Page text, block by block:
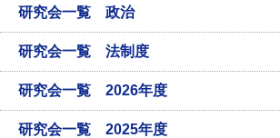
研究会一覧 政治
研究会一覧 法制度
研究会一覧 2026年度
研究会一覧 2025年度